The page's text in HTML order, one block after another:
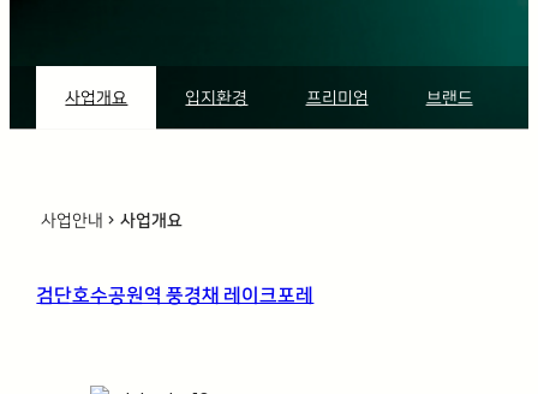
사업개요 입지환경 프리미엄 브랜드
사업안내 chevron_right사업개요
검단호수공원역 풍경채 레이크포레